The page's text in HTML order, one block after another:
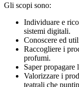
Gli scopi sono:
Individuare e
sistemi digitali.
Conoscere ed
Raccogliere i
profumi.
Saper propagare
Valorizzare i
teatrali che